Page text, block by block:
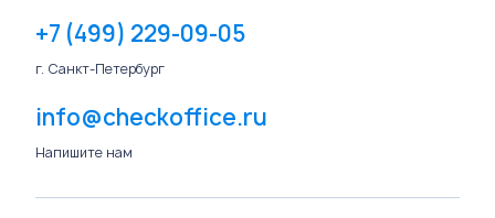
+7 (499) 229-09-05
г. Санкт-Петербург
info@checkoffice.ru
Напишите нам